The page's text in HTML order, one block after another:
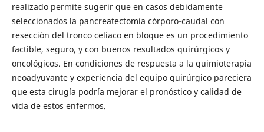
realizado permite sugerir que en casos debidamente
seleccionados la pancreatectomía córporo-caudal con
resección del tronco celíaco en bloque es un procedimiento
factible, seguro, y con buenos resultados quirúrgicos y
oncológicos. En condiciones de respuesta a la quimioterapia
neoadyuvante y experiencia del equipo quirúrgico pareciera
que esta cirugía podría mejorar el pronóstico y calidad de
vida de estos enfermos.